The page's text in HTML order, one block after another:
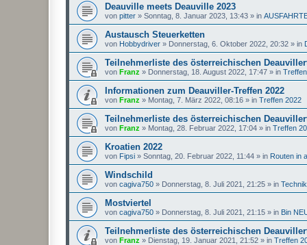
Deauville meets Deauville 2023
von pitter » Sonntag, 8. Januar 2023, 13:43 » in
Austausch Steuerketten
von Hobbydriver » Donnerstag, 6. Oktober 2022, 20:32 » in
Teilnehmerliste des österreichischen
von Franz » Donnerstag, 18. August 2022, 17:47 » in
Informationen zum Deauviller-Treffen 2022
von Franz » Montag, 7. März 2022, 08:16 » in Treffen 2022
Teilnehmerliste des österreichischen
von Franz » Montag, 28. Februar 2022, 17:04 » in Treffen
Kroatien 2022
von Fipsi » Sonntag, 20. Februar 2022, 11:44 » in Routen in
Windschild
von cagiva750 » Donnerstag, 8. Juli 2021, 21:25 » in
Mostviertel
von cagiva750 » Donnerstag, 8. Juli 2021, 21:15 » in Bin
Teilnehmerliste des österreichischen
von Franz » Dienstag, 19. Januar 2021, 21:52 » in Treffen